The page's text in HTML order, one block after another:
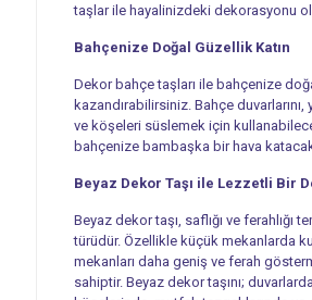
taşlar ile hayalinizdeki dekorasyonu
Bahçenize Doğal Güzellik Katın
Dekor bahçe taşları ile bahçenize
kazandırabilirsiniz. Bahçe duvarlarını,
ve köşeleri süslemek için
bahçenize bambaşka bir hava
Beyaz Dekor Taşı ile Lezzetli Bir
Beyaz dekor taşı, saflığı ve ferahlığı
türüdür. Özellikle küçük mekanlarda
mekanları daha geniş ve ferah
sahiptir. Beyaz dekor taşını;